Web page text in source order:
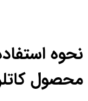
نحوه
محصول